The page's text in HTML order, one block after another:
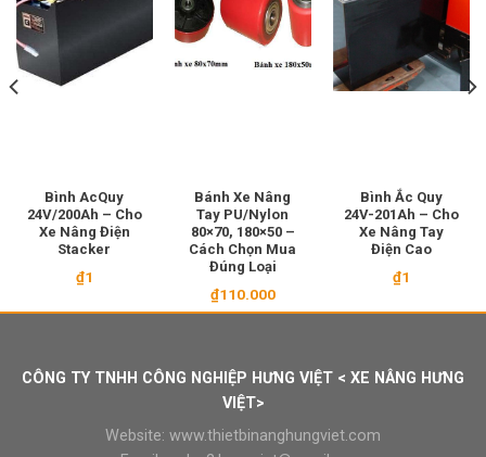
Bình AcQuy
24V/200Ah – Cho
Xe Nâng Điện
Stacker
₫1
Bánh Xe Nâng
Tay PU/Nylon
80×70, 180×50 –
Cách Chọn Mua
Đúng Loại
₫110.000
Bình Ắc Quy
24V-201Ah – Cho
Xe Nâng Tay
Điện Cao
₫1
CÔNG TY TNHH CÔNG NGHIỆP HƯNG VIỆT < XE NÂNG HƯNG
VIỆT>
Website: www.thietbinanghungviet.com